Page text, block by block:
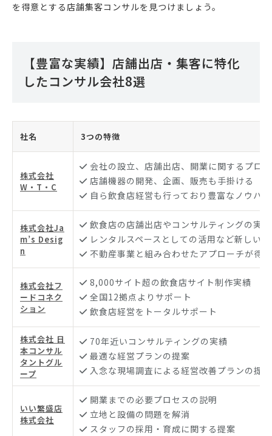
を得意とする店舗集客コンサルを見つけましょう。
【豊富な実績】店舗出店・集客に特化
したコンサル会社8選
社名 3つの特徴
株式会社
W・T・C
会社の設立、店舗出店、開業に関するプロ
店舗機器の開発、企画、販売も手掛ける
自ら飲食店経営も行っており豊富なノウハ
株式会社Ja
m’s Desig
n
飲食店の店舗出店やコンサルティングの実
レンタルスペースとしての活用など新しい
不動産事業と組み合わせたアプローチが得意
株式会社フ
ードコネク
ション
8,000サイト超の飲食店サイト制作実績
全国12拠点よりサポート
飲食店経営をトータルサポート
株式会社 日
本コンサル
タントグル
ープ
70年近いコンサルティングの実績
最適な経営プランの提案
入念な現場調査による経営改善プランの提供
いい繁盛店
株式会社
開業までの必要プロセスの説明
立地と設備の問題を解消
スタッフの採用・育成に関する提案